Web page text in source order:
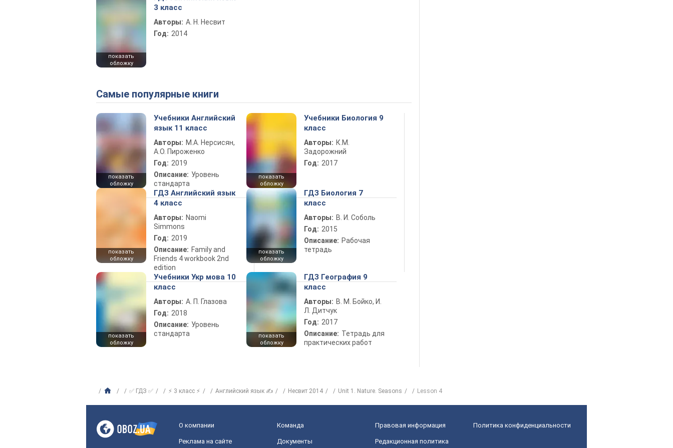
показать
обложку
3 класс
Авторы: А. Н. Несвит
Год: 2014
Самые популярные книги
показать
обложку
Учебники Английский
язык 11 класс
Авторы: М.А. Нерсисян,
А.О. Пироженко
Год: 2019
Описание: Уровень
стандарта
показать
обложку
Учебники Биология 9
класс
Авторы: К.М.
Задорожний
Год: 2017
показать
обложку
ГДЗ Английский язык
4 класс
Авторы: Naomi
Simmons
Год: 2019
Описание: Family and
Friends 4 workbook 2nd
edition
показать
обложку
ГДЗ Биология 7
класс
Авторы: В. И. Соболь
Год: 2015
Описание: Рабочая
тетрадь
показать
обложку
Учебники Укр мова 10
класс
Авторы: А. П. Глазова
Год: 2018
Описание: Уровень
стандарта
показать
обложку
ГДЗ География 9
класс
Авторы: В. М. Бойко, И.
Л. Дитчук
Год: 2017
Описание: Тетрадь для
практических работ
✅ ГДЗ ✅ ⚡ 3 класс ⚡ Английский язык ✍ Несвит 2014 Unit 1. Nature. Seasons Lesson 4
О компании Команда Правовая информация Политика конфиденциальности
Реклама на сайте Документы Редакционная политика